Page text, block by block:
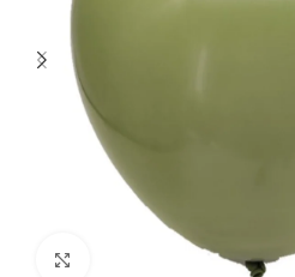
Faceți click pentru a mări